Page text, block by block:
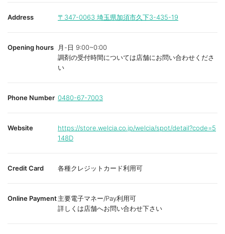
Address 〒347-0063 埼玉県加須市久下3-435-19
Opening hours
月-日 9:00~0:00
調剤の受付時間については店舗にお問い合わせくださ
い
Phone Number 0480-67-7003
Website
https://store.welcia.co.jp/welcia/spot/detail?code=5
148D
Credit Card 各種クレジットカード利用可
Online Payment主要電子マネー/Pay利用可
詳しくは店舗へお問い合わせ下さい